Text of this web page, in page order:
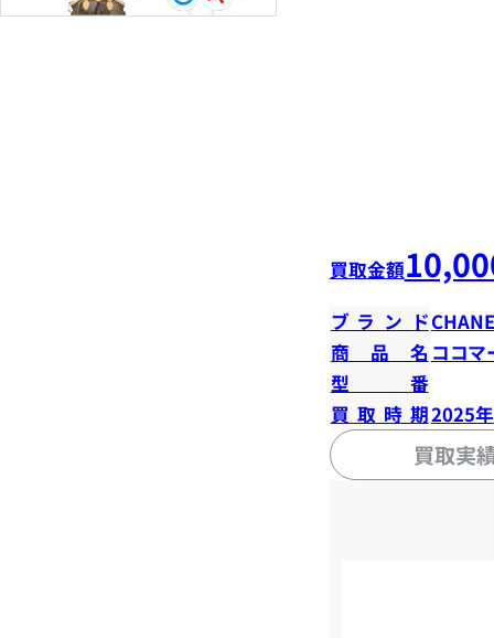
買取金額
ブランド
商品名 ココマ
型番
買取時期2025
買取実